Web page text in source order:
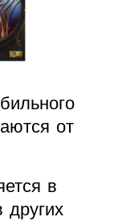
от
в
других